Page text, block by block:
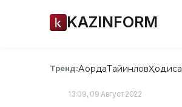
KAZINFORM
Тренд:АқордаТайинловҲодиса
13:09, 09 Август 2022